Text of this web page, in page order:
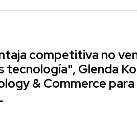
competitiva no
tecnología", Glenda
& Commerce para